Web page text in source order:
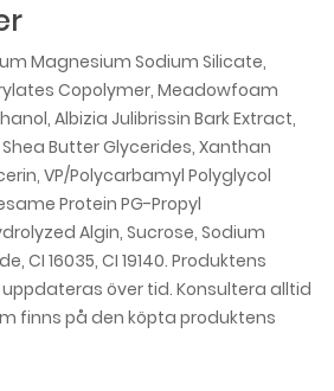
Magnesium Sodium Silicate,
Copolymer, Meadowfoam
Albizia Julibrissin Bark Extract,
Shea Butter Glycerides, Xanthan
VP/Polycarbamyl Polyglycol
Protein PG-Propyl
Algin, Sucrose, Sodium
CI 16035, CI 19140. Produktens
över tid. Konsultera alltid
finns på den köpta produktens